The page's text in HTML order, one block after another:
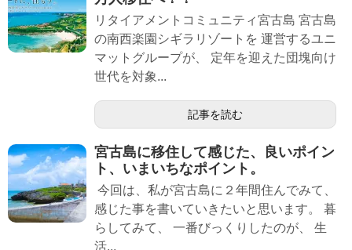
リタイアメントコミュニティ宮古島 宮古島
の南西楽園シギラリゾートを 運営するユニ
マットグループが、 定年を迎えた団塊向け
世代を対象...
記事を読む
宮古島に移住して感じた、良いポイン
ト、いまいちなポイント。
今回は、私が宮古島に２年間住んでみて、
感じた事を書いていきたいと思います。 暮
らしてみて、 一番びっくりしたのが、 生
活...